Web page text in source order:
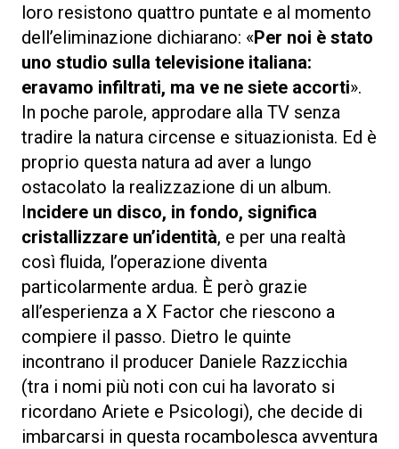
loro resistono quattro puntate e al momento
dell’eliminazione dichiarano: «Per noi è stato
uno studio sulla televisione italiana:
eravamo infiltrati, ma ve ne siete accorti».
In poche parole, approdare alla TV senza
tradire la natura circense e situazionista. Ed è
proprio questa natura ad aver a lungo
ostacolato la realizzazione di un album.
Incidere un disco, in fondo, significa
cristallizzare un’identità, e per una realtà
così fluida, l’operazione diventa
particolarmente ardua. È però grazie
all’esperienza a X Factor che riescono a
compiere il passo. Dietro le quinte
incontrano il producer Daniele Razzicchia
(tra i nomi più noti con cui ha lavorato si
ricordano Ariete e Psicologi), che decide di
imbarcarsi in questa rocambolesca avventura